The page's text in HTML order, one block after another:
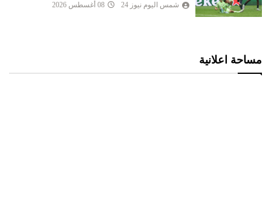
شمس اليوم نيوز 24 08 أغسطس 2026
مساحة اعلانية